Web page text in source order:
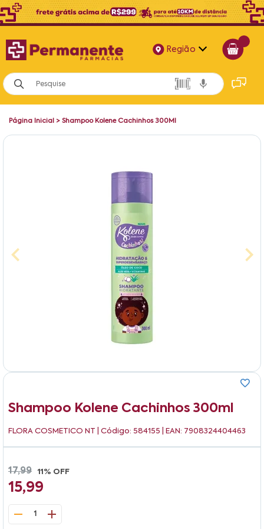
Região
Alagoas
Bahia
Página Inicial > Shampoo Kolene Cachinhos 300Ml
Shampoo Kolene Cachinhos 300ml
FLORA COSMETICO NT | Código: 584155 | EAN: 7908324404463
17,99 11% OFF
15,99
1